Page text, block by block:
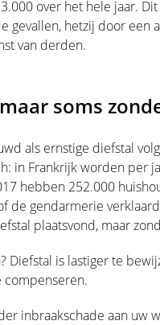
over het hele jaar.
hetzij door een
van derden.
soms
als ernstige diefstal
in Frankrijk worden per
hebben 252.000
de gendarmerie
plaatsvond, maar
is lastiger te
inbraakschade aan uw